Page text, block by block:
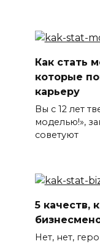
Как стать
которые
карьеру
Вы с 12 лет
моделью!»,
советуют
5 качеств,
Нет, нет,